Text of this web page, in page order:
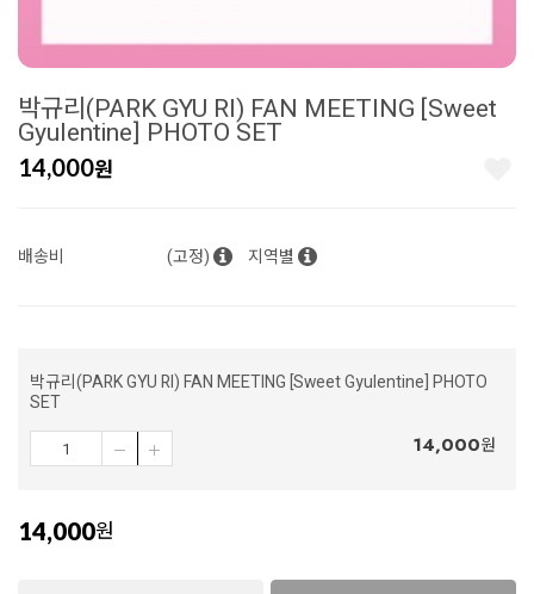
박규리(PARK GYU RI) FAN MEETING [Sweet
Gyulentine] PHOTO SET
14,000원
배송비 (고정) 지역별
박규리(PARK GYU RI) FAN MEETING [Sweet Gyulentine] PHOTO
SET
14,000원
14,000원